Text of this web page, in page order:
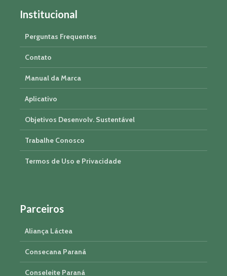
Institucional
Perguntas Frequentes
Contato
Manual da Marca
Aplicativo
Objetivos Desenvolv. Sustentável
Trabalhe Conosco
Termos de Uso e Privacidade
Parceiros
Aliança Láctea
Consecana Paraná
Conseleite Paraná